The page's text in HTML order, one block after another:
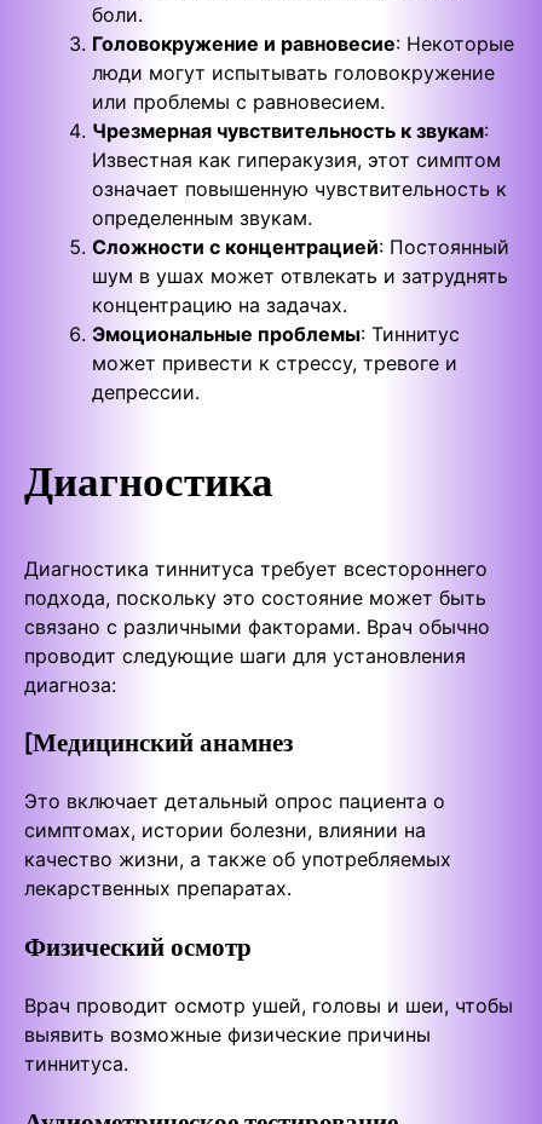
боли.
Головокружение и равновесие: Некоторые
люди могут испытывать головокружение
или проблемы с равновесием.
Чрезмерная чувствительность к звукам:
Известная как гиперакузия, этот симптом
означает повышенную чувствительность к
определенным звукам.
Сложности с концентрацией: Постоянный
шум в ушах может отвлекать и затруднять
концентрацию на задачах.
Эмоциональные проблемы: Тиннитус
может привести к стрессу, тревоге и
депрессии.
Диагностика
Диагностика тиннитуса требует всестороннего
подхода, поскольку это состояние может быть
связано с различными факторами. Врач обычно
проводит следующие шаги для установления
диагноза:
[Медицинский анамнез
Это включает детальный опрос пациента о
симптомах, истории болезни, влиянии на
качество жизни, а также об употребляемых
лекарственных препаратах.
Физический осмотр
Врач проводит осмотр ушей, головы и шеи, чтобы
выявить возможные физические причины
тиннитуса.